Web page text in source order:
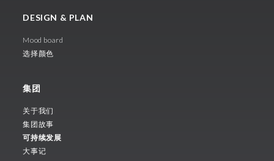
DESIGN & PLAN
Mood board
选择颜色
集团
关于我们
集团故事
可持续发展
大事记